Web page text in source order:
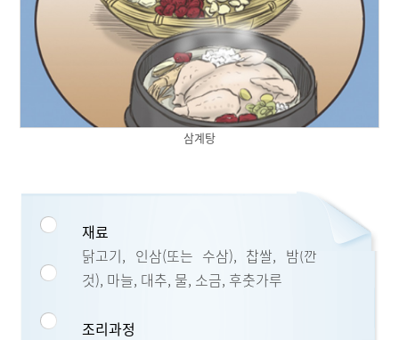
삼계탕
재료
닭고기, 인삼(또는 수삼), 찹쌀, 밤(깐
것), 마늘, 대추, 물, 소금, 후춧가루
조리과정